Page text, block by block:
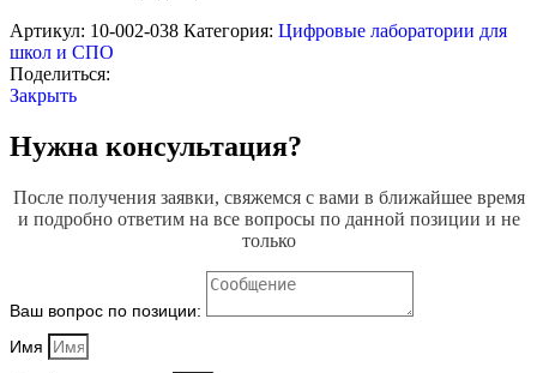
Артикул: 10-002-038 Категория: Цифровые лаборатории для
школ и СПО
Поделиться:
Закрыть
Нужна консультация?
После получения заявки, свяжемся с вами в ближайшее время
и подробно ответим на все вопросы по данной позиции и не
только
Ваш вопрос по позиции:
Имя